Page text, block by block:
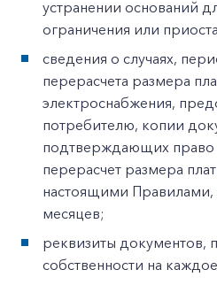
устранении оснований
ограничения или
сведения о случаях,
перерасчета размера
электроснабжения,
потребителю, копии
подтверждающих право
перерасчет размера
настоящими
месяцев;
реквизиты
собственности на